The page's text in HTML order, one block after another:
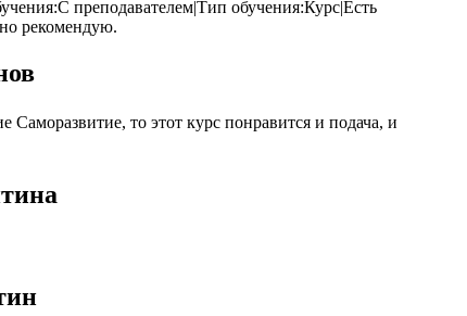
преподавателем|Тип обучения:Курс|Есть
рекомендую.
Саморазвитие, то этот курс понравится и подача, и